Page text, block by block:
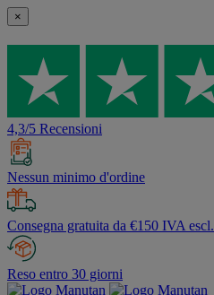
×
4,3/5 Recensioni
Nessun minimo d'ordine
Consegna gratuita da €150 IVA escl.
Reso entro 30 giorni